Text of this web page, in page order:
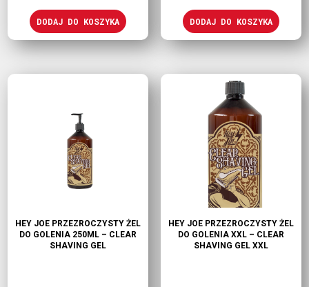
DODAJ DO KOSZYKA DODAJ DO KOSZYKA
HEY JOE PRZEZROCZYSTY ŻEL
DO GOLENIA 250ML – CLEAR
SHAVING GEL
HEY JOE PRZEZROCZYSTY ŻEL
DO GOLENIA XXL – CLEAR
SHAVING GEL XXL